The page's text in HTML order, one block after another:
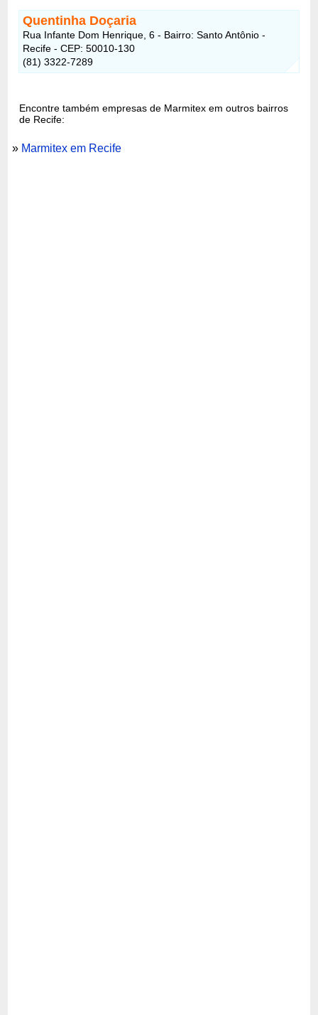
Quentinha Doçaria
Rua Infante Dom Henrique, 6 - Bairro: Santo Antônio -
Recife - CEP: 50010-130
(81) 3322-7289
Encontre também empresas de Marmitex em outros bairros
de Recife:
» Marmitex em Recife